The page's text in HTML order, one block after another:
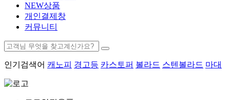
NEW상품
개인결제창
커뮤니티
인기검색어 캐노피 경고등 카스토퍼 볼라드 스텐볼라드 마대